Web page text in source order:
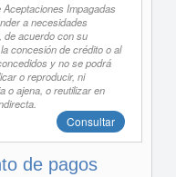
Impagadas
a necesidades
de acuerdo con su
concesión de crédito o al
y no se podrá
o reproducir, ni
o ajena, o reutilizar en
Consultar
de pagos